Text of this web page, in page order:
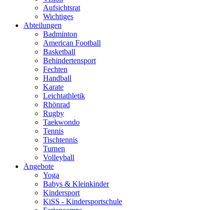
Aufsichtsrat
Wichtiges
Abteilungen
Badminton
American Football
Basketball
Behindertensport
Fechten
Handball
Karate
Leichtathletik
Rhönrad
Rugby
Taekwondo
Tennis
Tischtennis
Turnen
Volleyball
Angebote
Yoga
Babys & Kleinkinder
Kindersport
KiSS - Kindersportschule